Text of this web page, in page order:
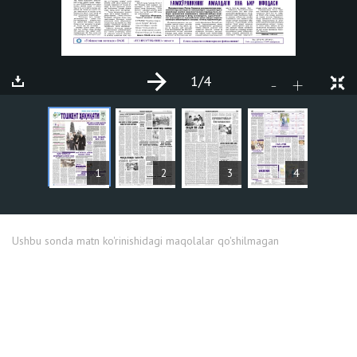
1 2 3 4
- +
1/4
MAQOLALAR
Ushbu sonda matn ko'rinishidagi maqolalar qo'shilmagan